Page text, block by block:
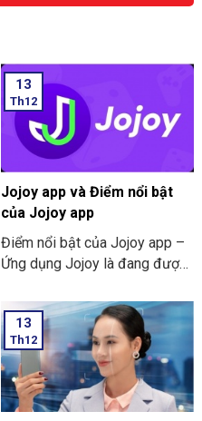
13
Th12
Jojoy app và Điểm nổi bật
của Jojoy app
Điểm nổi bật của Jojoy app –
Ứng dụng Jojoy là đang được
đồng người yêu thích các trò
chơi điện tử ở trên điện thoại
di động.
13
Th12